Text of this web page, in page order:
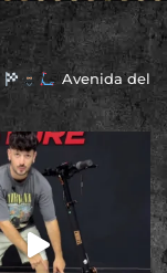
Avenida del